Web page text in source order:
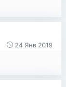
24 Янв 2019